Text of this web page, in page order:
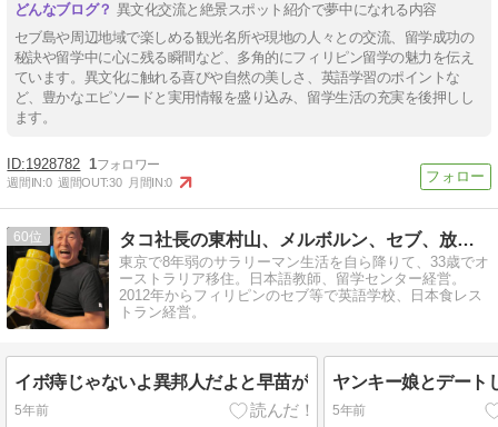
異文化交流と絶景スポット紹介で夢中になれる内容
セブ島や周辺地域で楽しめる観光名所や現地の人々との交流、留学成功の
秘訣や留学中に心に残る瞬間など、多角的にフィリピン留学の魅力を伝え
ています。異文化に触れる喜びや自然の美しさ、英語学習のポイントな
ど、豊かなエピソードと実用情報を盛り込み、留学生活の充実を後押しし
ます。
1928782 1
週間IN:0 週間OUT:30 月間IN:0
60 タコ社長の東村山、メルボルン、セブ、放浪日記
東京で8年弱のサラリーマン生活を自ら降りて、33歳でオ
ーストラリア移住。日本語教師、留学センター経営。
2012年からフィリピンのセブ等で英語学校、日本食レス
トラン経営。
イボ痔じゃないよ異邦人だよと早苗が
5年前
ヤンキー娘とデート
5年前